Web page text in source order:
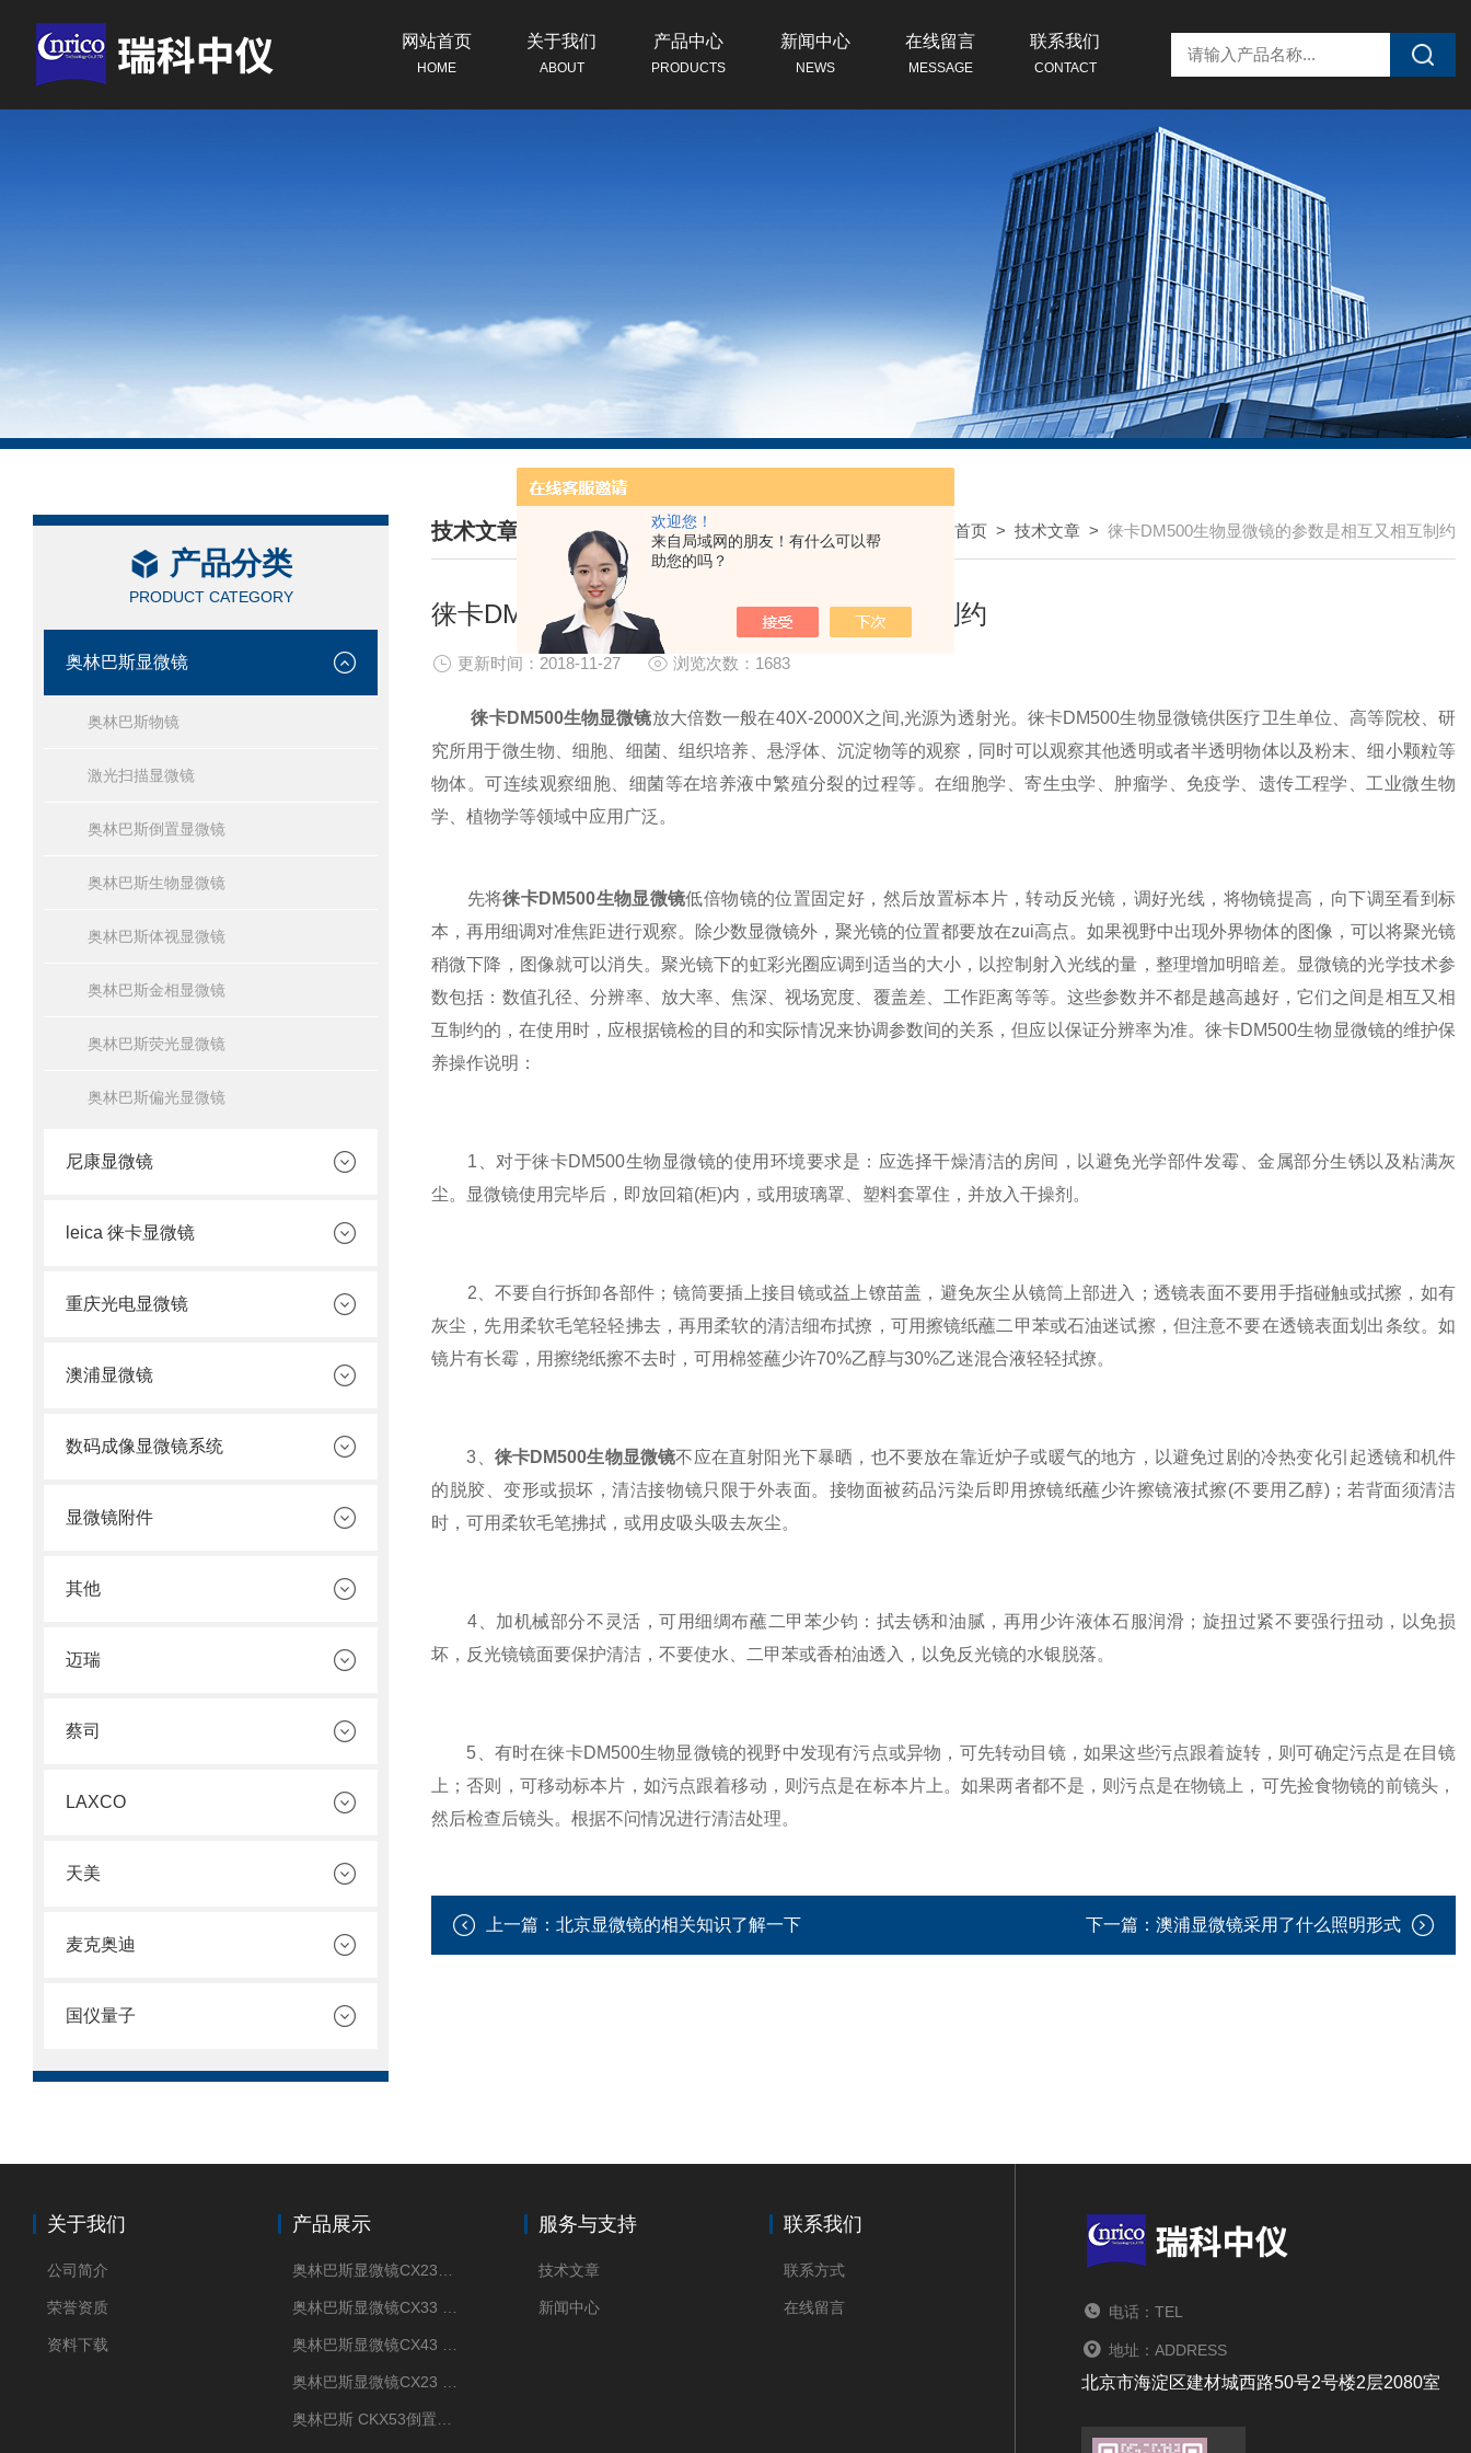
欢迎您！
来自局域网的朋友！有什么可以帮
助您的吗？
网站首页
HOME
关于我们
ABOUT
产品中心
PRODUCTS
新闻中心
NEWS
在线留言
MESSAGE
联系我们
CONTACT
产品分类
PRODUCT CATEGORY
奥林巴斯显微镜
奥林巴斯物镜
激光扫描显微镜
奥林巴斯倒置显微镜
奥林巴斯生物显微镜
奥林巴斯体视显微镜
奥林巴斯金相显微镜
奥林巴斯荧光显微镜
奥林巴斯偏光显微镜
尼康显微镜
leica 徕卡显微镜
重庆光电显微镜
澳浦显微镜
数码成像显微镜系统
显微镜附件
其他
迈瑞
蔡司
LAXCO
天美
麦克奥迪
国仪量子
技术文章
/ TECHNICAL ARTICLES
我的位置： 首页 > 技术文章 > 徕卡DM500生物显微镜的参数是相互又相互制约
徕卡DM500生物显微镜的参数是相互又相互制约
更新时间：2018-11-27 浏览次数：1683
徕卡DM500生物显微镜放大倍数一般在40X-2000X之间,光源为透射光。徕卡DM500生物显微镜供医疗卫生单位、高等院校、研
究所用于微生物、细胞、细菌、组织培养、悬浮体、沉淀物等的观察，同时可以观察其他透明或者半透明物体以及粉末、细小颗粒等
物体。可连续观察细胞、细菌等在培养液中繁殖分裂的过程等。在细胞学、寄生虫学、肿瘤学、免疫学、遗传工程学、工业微生物
学、植物学等领域中应用广泛。
先将徕卡DM500生物显微镜低倍物镜的位置固定好，然后放置标本片，转动反光镜，调好光线，将物镜提高，向下调至看到标
本，再用细调对准焦距进行观察。除少数显微镜外，聚光镜的位置都要放在zui高点。如果视野中出现外界物体的图像，可以将聚光镜
稍微下降，图像就可以消失。聚光镜下的虹彩光圈应调到适当的大小，以控制射入光线的量，整理增加明暗差。显微镜的光学技术参
数包括：数值孔径、分辨率、放大率、焦深、视场宽度、覆盖差、工作距离等等。这些参数并不都是越高越好，它们之间是相互又相
互制约的，在使用时，应根据镜检的目的和实际情况来协调参数间的关系，但应以保证分辨率为准。徕卡DM500生物显微镜的维护保
养操作说明：
1、对于徕卡DM500生物显微镜的使用环境要求是：应选择干燥清洁的房间，以避免光学部件发霉、金属部分生锈以及粘满灰
尘。显微镜使用完毕后，即放回箱(柜)内，或用玻璃罩、塑料套罩住，并放入干操剂。
2、不要自行拆卸各部件；镜筒要插上接目镜或益上镣苗盖，避免灰尘从镜筒上部进入；透镜表面不要用手指碰触或拭擦，如有
灰尘，先用柔软毛笔轻轻拂去，再用柔软的清洁细布拭撩，可用擦镜纸蘸二甲苯或石油迷试擦，但注意不要在透镜表面划出条纹。如
镜片有长霉，用擦绕纸擦不去时，可用棉签蘸少许70%乙醇与30%乙迷混合液轻轻拭撩。
3、 徕卡DM500生物显微镜不应在直射阳光下暴晒，也不要放在靠近炉子或暖气的地方，以避免过剧的冷热变化引起透镜和机件
的脱胶、变形或损坏，清洁接物镜只限于外表面。接物面被药品污染后即用撩镜纸蘸少许擦镜液拭擦(不要用乙醇)；若背面须清洁
时，可用柔软毛笔拂拭，或用皮吸头吸去灰尘。
4、加机械部分不灵活，可用细绸布蘸二甲苯少钧：拭去锈和油腻，再用少许液体石服润滑；旋扭过紧不要强行扭动，以免损
坏，反光镜镜面要保护清洁，不要使水、二甲苯或香柏油透入，以免反光镜的水银脱落。
5、有时在徕卡DM500生物显微镜的视野中发现有污点或异物，可先转动目镜，如果这些污点跟着旋转，则可确定污点是在目镜
上；否则，可移动标本片，如污点跟着移动，则污点是在标本片上。如果两者都不是，则污点是在物镜上，可先捡食物镜的前镜头，
然后检查后镜头。根据不问情况进行清洁处理。
上一篇： 北京显微镜的相关知识了解一下 下一篇： 澳浦显微镜采用了什么照明形式
关于我们
公司简介
荣誉资质
资料下载
产品展示 服务与支持
技术文章
新闻中心
联系我们
联系方式
在线留言 电话：TEL
地址：ADDRESS
北京市海淀区建材城西路50号2号楼2层2080室